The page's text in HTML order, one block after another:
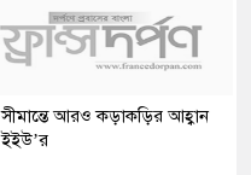
সীমান্তে আরও কড়াকড়ির আহ্বান
ইইউ’র